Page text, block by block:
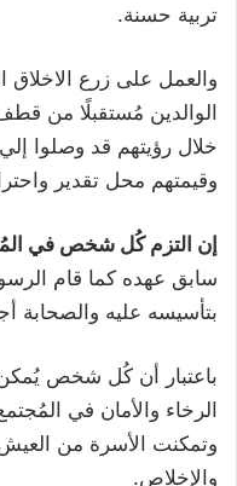
تربية حسنة.
والعمل على زرع الاخلاق
الوالدين مُستقبلًا من
خلال رؤيتهم قد وصلوا
وقيمتهم محل تقدير
إن التزم كُل شخص في
سابق عهده كما قام
بتأسيسه عليه والصحابة
باعتبار أن كُل شخص يُمكن
الرخاء والأمان في
وتمكنت الأسرة من
والإخلاص.